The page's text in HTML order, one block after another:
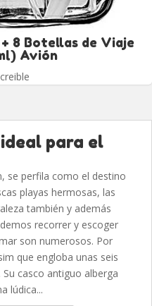
8 Botellas de Viaje
Avión
para el
se perfila como el destino
playas hermosas, las
también y además
recorrer y escoger
son numerosos. Por
que engloba unas seis
casco antiguo alberga
lúdica...